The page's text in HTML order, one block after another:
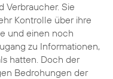
Verbraucher. Sie
Kontrolle über ihre
und einen noch
zu Informationen,
hatten. Doch der
Bedrohungen der